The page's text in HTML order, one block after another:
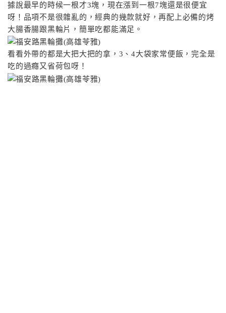
據說最早的時候一根才3塊，現在漲到一根7塊還是很便宜
呀！品項不是很雜亂的，經典的幾款就好，再配上必備的烤
大腸香腸跟黑輪片，簡單吃都能滿足。
看看外帶的都是大把大把的拿，3、4大袋家常便飯，完全是
吃的過癮又省荷包呀！